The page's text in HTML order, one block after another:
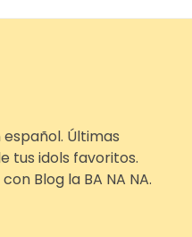
español. Últimas
tus idols favoritos.
Blog la BA NA NA.